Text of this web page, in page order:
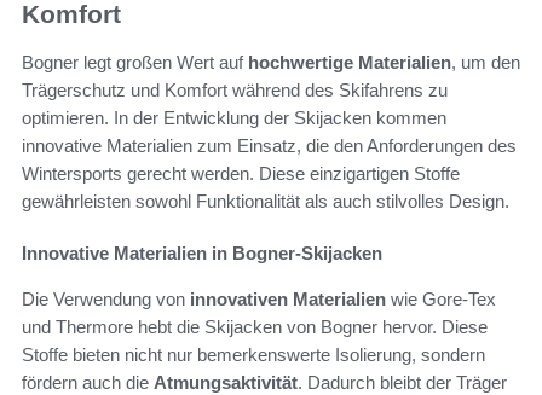
Komfort
Bogner legt großen Wert auf hochwertige Materialien, um den
Trägerschutz und Komfort während des Skifahrens zu
optimieren. In der Entwicklung der Skijacken kommen
innovative Materialien zum Einsatz, die den Anforderungen des
Wintersports gerecht werden. Diese einzigartigen Stoffe
gewährleisten sowohl Funktionalität als auch stilvolles Design.
Innovative Materialien in Bogner-Skijacken
Die Verwendung von innovativen Materialien wie Gore-Tex
und Thermore hebt die Skijacken von Bogner hervor. Diese
Stoffe bieten nicht nur bemerkenswerte Isolierung, sondern
fördern auch die Atmungsaktivität. Dadurch bleibt der Träger